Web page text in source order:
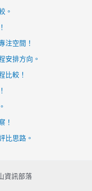
。
注空間！
安排方向。
比較！
！
比思路。
資訊部落